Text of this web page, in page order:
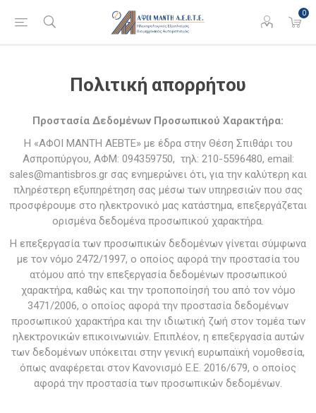
0
Πολιτική απορρήτου
Προστασία Δεδομένων Προσωπικού Χαρακτήρα:
Η «ΑΦΟΙ ΜΑΝΤΗ ΑΕΒΤΕ» με έδρα στην Θέση Σπιθάρι του
Ασπροπύργου, ΑΦΜ: 094359750, τηλ: 210-5596480, email:
sales@mantisbros.gr σας ενημερώνει ότι, για την καλύτερη και
πληρέστερη εξυπηρέτηση σας μέσω των υπηρεσιών που σας
προσφέρουμε στο ηλεκτρονικό μας κατάστημα, επεξεργάζεται
ορισμένα δεδομένα προσωπικού χαρακτήρα.
Η επεξεργασία των προσωπικών δεδομένων γίνεται σύμφωνα
με τον νόμο 2472/1997, ο οποίος αφορά την προστασία του
ατόμου από την επεξεργασία δεδομένων προσωπικού
χαρακτήρα, καθώς και την τροποποίησή του από τον νόμο
3471/2006, ο οποίος αφορά την προστασία δεδομένων
προσωπικού χαρακτήρα και την ιδιωτική ζωή στον τομέα των
ηλεκτρονικών επικοινωνιών. Επιπλέον, η επεξεργασία αυτών
των δεδομένων υπόκειται στην γενική ευρωπαϊκή νομοθεσία,
όπως αναφέρεται στον Κανονισμό Ε.Ε. 2016/679, ο οποίος
αφορά την προστασία των προσωπικών δεδομένων.